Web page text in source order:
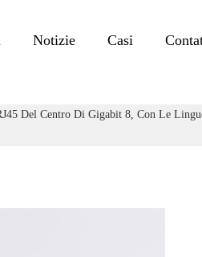
Notizie Casi
Del Centro Di Gigabit 8, Con Le